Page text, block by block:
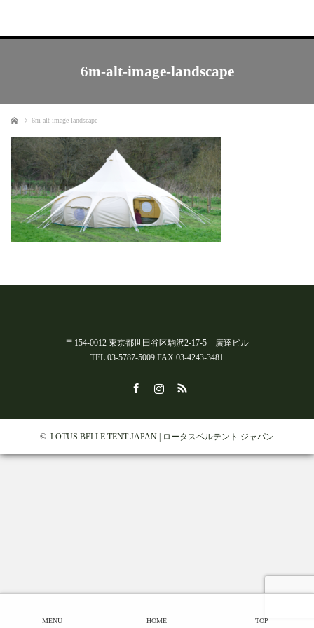
6m-alt-image-landscape
ホーム 6m-alt-image-landscape
〒154-0012 東京都世田谷区駒沢2-17-5 廣達ビル
TEL 03-5787-5009 FAX 03-4243-3481
MENU HOME TOP
© LOTUS BELLE TENT JAPAN | ロータスベルテント ジャパン